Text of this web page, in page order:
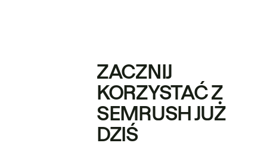
ZACZNIJ
KORZYSTAĆ Z
SEMRUSH JUŻ
DZIŚ